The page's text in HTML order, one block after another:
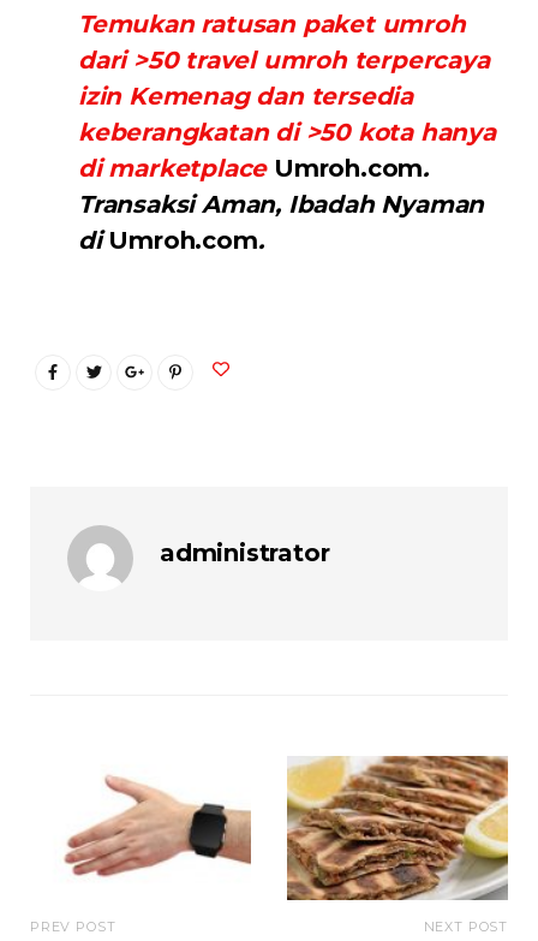
Temukan ratusan paket umroh
dari >50 travel umroh terpercaya
izin Kemenag dan tersedia
keberangkatan di >50 kota hanya
di marketplace Umroh.com.
Transaksi Aman, Ibadah Nyaman
diUmroh.com.
administrator
PREV POST NEXT POST